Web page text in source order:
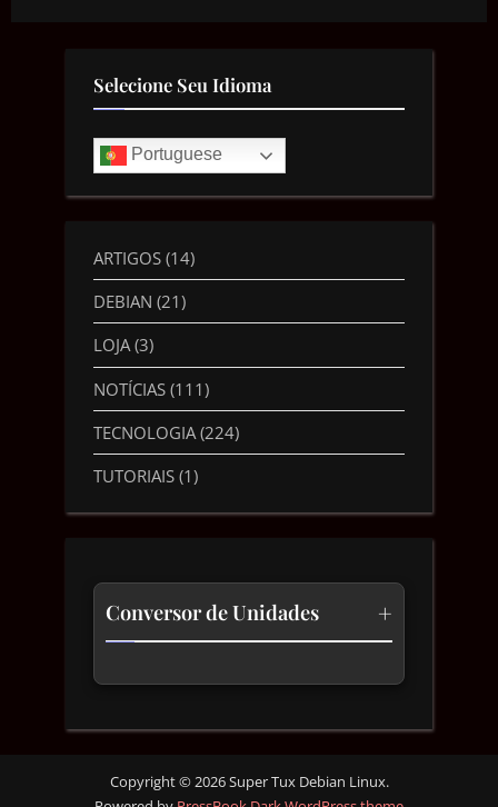
Selecione Seu Idioma
Portuguese
ARTIGOS (14)
DEBIAN (21)
LOJA(3)
NOTÍCIAS (111)
TECNOLOGIA (224)
TUTORIAIS (1)
Conversor de Unidades +
Comprimento
Velocidade
Copyright © 2026 Super Tux Debian Linux.